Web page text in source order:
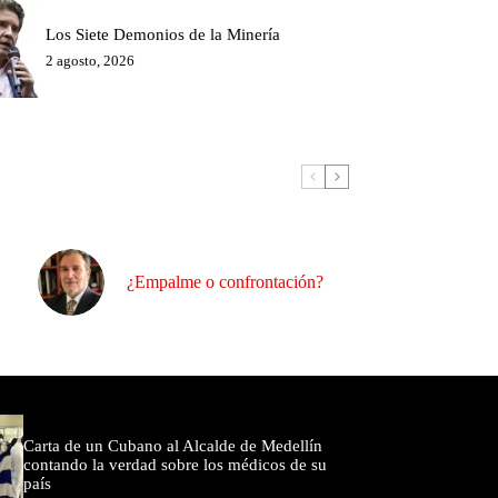
Los Siete Demonios de la Minería
2 agosto, 2026
¿Empalme o confrontación?
Carta de un Cubano al Alcalde de Medellín
contando la verdad sobre los médicos de su
país